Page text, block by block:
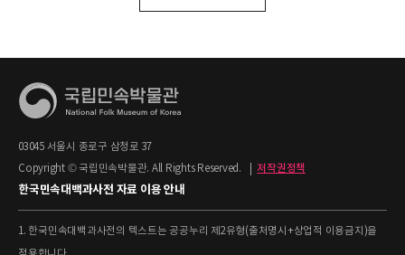
03045 서울시 종로구 삼청로 37
Copyright © 국립민속박물관. All Rights Reserved.
저작권정책
한국민속대백과사전 자료 이용 안내
1. 한국민속대백과사전의 텍스트는 공공누리 제2유형(출처명시+상업적 이용금지)을